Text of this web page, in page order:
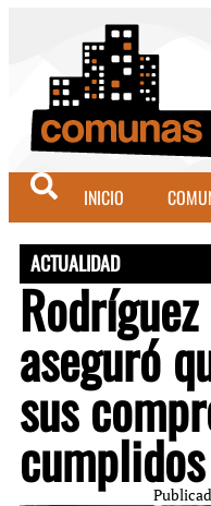
INICIO
ACTUALIDAD
aseguró
sus
cumplidos